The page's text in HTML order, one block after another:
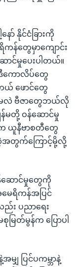
ာ် နိုင်ငံခြားကို
န်တွေမှာကျောင်း
င်မှုပေးပါတယ်။
ဒီကောလိပ်တွေ
ဖောင်တွေ
လဲ ဗီဇာတွေဘယ်လို
မတို့ ဝန်ဆောင်မှု
ယူနီဗာစတီတွေ
တွက်ကြောင့်မို့လို့
ဆောင်မှုတွေကို
ေရိကန်အပြင်
ည်း ပညာရေး
ြတ်မွန်က ပြောပါ
မျှ ပြင်ပကမ္ဘာနဲ့